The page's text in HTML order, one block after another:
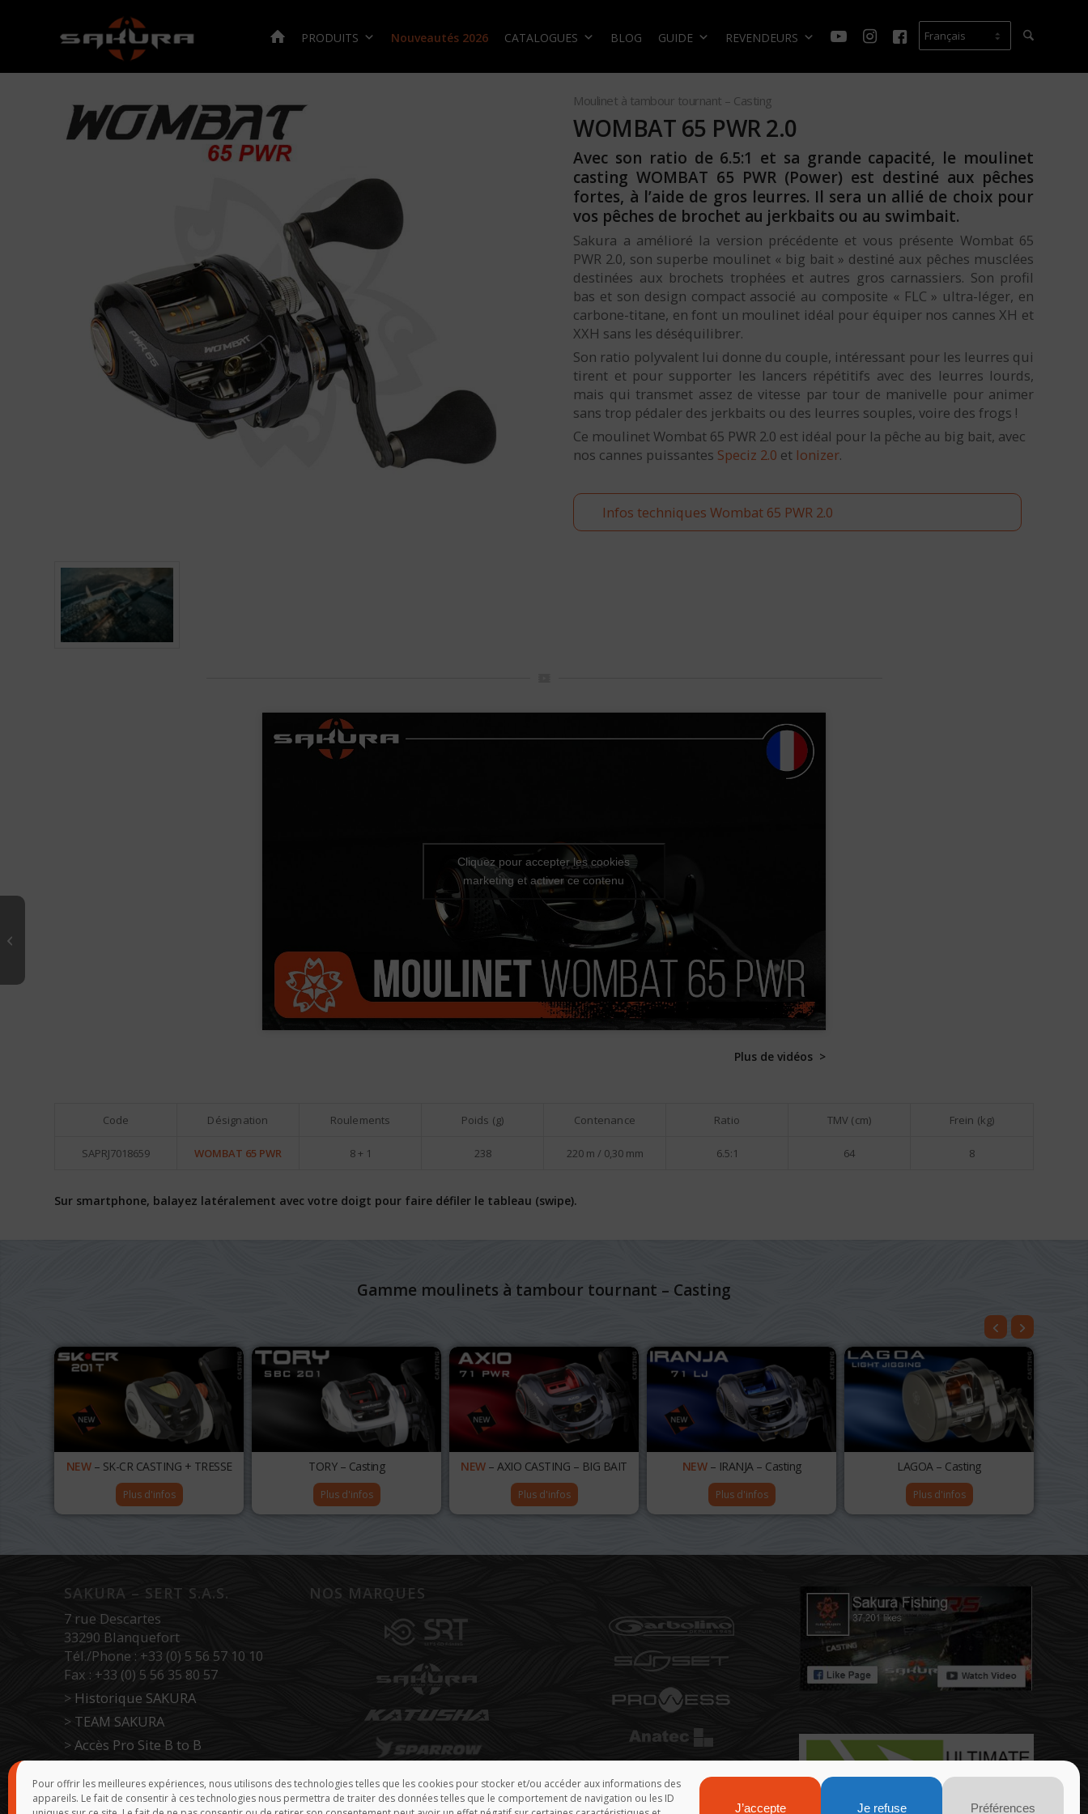
Pour offrir les meilleures expériences, nous utilisons des technologies telles que les cookies pour stocker et/ou accéder aux informations des
appareils. Le fait de consentir à ces technologies nous permettra de traiter des données telles que le comportement de navigation ou les ID
J’accepte Je refuse Préférences
PRODUITS Nouveautés 2026 CATALOGUES BLOG GUIDE REVENDEURS
Moulinet à tambour tournant – Casting
WOMBAT 65 PWR 2.0
Avec son ratio de 6.5:1 et sa grande capacité, le moulinet
casting WOMBAT 65 PWR (Power) est destiné aux pêches
fortes, à l’aide de gros leurres. Il sera un allié de choix pour
vos pêches de brochet au jerkbaits ou au swimbait.
Sakura a amélioré la version précédente et vous présente Wombat 65
PWR 2.0, son superbe moulinet « big bait » destiné aux pêches musclées
destinées aux brochets trophées et autres gros carnassiers. Son profil
bas et son design compact associé au composite « FLC » ultra-léger, en
carbone-titane, en font un moulinet idéal pour équiper nos cannes XH et
XXH sans les déséquilibrer.
Son ratio polyvalent lui donne du couple, intéressant pour les leurres qui
tirent et pour supporter les lancers répétitifs avec des leurres lourds,
mais qui transmet assez de vitesse par tour de manivelle pour animer
sans trop pédaler des jerkbaits ou des leurres souples, voire des frogs !
Ce moulinet Wombat 65 PWR 2.0 est idéal pour la pêche au big bait, avec
nos cannes puissantes Speciz 2.0 et Ionizer.
Infos techniques Wombat 65 PWR 2.0
Cliquez pour accepter les cookies
marketing et activer ce contenu
Plus de vidéos >
Code Désignation Roulements Poids (g) Contenance Ratio TMV (cm) Frein (kg)
SAPRJ7018659 WOMBAT 65 PWR 8 + 1 238 220 m / 0,30 mm 6.5:1 64 8
Sur smartphone, balayez latéralement avec votre doigt pour faire défiler le tableau (swipe).
Gamme moulinets à tambour tournant – Casting
NEW– SK-CR CASTING + TRESSE
Plus d'infos
TORY – Casting
Plus d'infos
NEW– AXIO CASTING – BIG BAIT
Plus d'infos
NEW– IRANJA – Casting
Plus d'infos
LAGOA – Casting
Plus d'infos
SAKURA – SERT S.A.S.
7 rue Descartes
33290 Blanquefort
Tél./Phone : +33 (0) 5 56 57 10 10
Fax : +33 (0) 5 56 35 80 57
> Historique SAKURA
> TEAM SAKURA
>Accès Pro Site B to B
NOS MARQUES